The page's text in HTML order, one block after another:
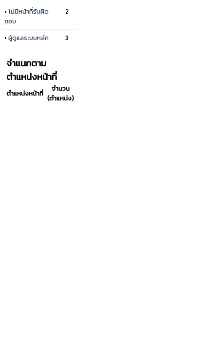
• ไม่มีหน้าที่รับผิด
ชอบ
2
• ผู้ดูแลระบบหลัก 3
จำแนกตาม
ตำแหน่งหน้าที่
ตำแหน่งหน้าที่
จำนวน
(ตำแหน่ง)